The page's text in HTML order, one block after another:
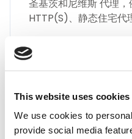
This website uses cookies
We use cookies to
provide social media
圣基茨和尼维斯 代理，
HTTP(S)、静态住宅代
最高品质